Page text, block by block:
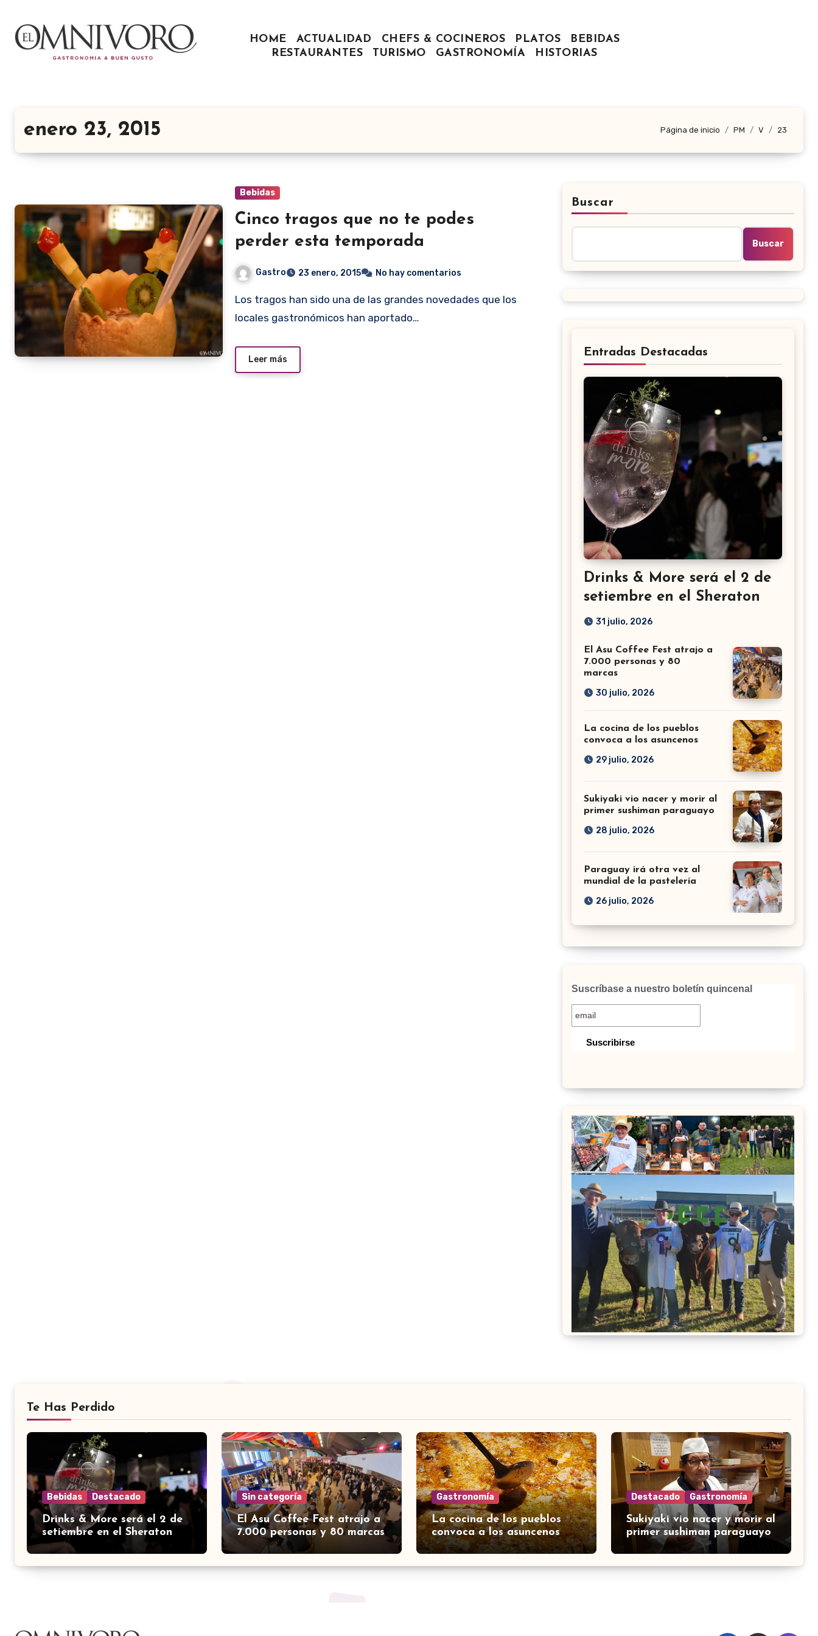
contenido
HOME ACTUALIDAD CHEFS & COCINEROS PLATOS
BEBIDAS
RESTAURANTES
TURISMO GASTRONOMÍA HISTORIAS
enero 23, 2015 Página de inicio PM V 23
Bebidas
Cinco tragos que no te podes
perder esta temporada
Gastro 23 enero, 2015 No hay comentarios
Los tragos han sido una de las grandes novedades que los
locales gastronómicos han aportado…
Leer más
Buscar
Buscar
Entradas Destacadas
Drinks & More será el 2 de
setiembre en el Sheraton
31 julio, 2026
El Asu Coffee Fest atrajo a
7.000 personas y 80
marcas
30 julio, 2026
La cocina de los pueblos
convoca a los asuncenos
29 julio, 2026
Sukiyaki vio nacer y morir al
primer sushiman paraguayo
28 julio, 2026
Paraguay irá otra vez al
mundial de la pastelería
26 julio, 2026
Suscríbase a nuestro boletín quincenal
Te Has Perdido
Bebidas Destacado
Drinks & More será el 2 de
setiembre en el Sheraton
Sin categoría
El Asu Coffee Fest atrajo a
7.000 personas y 80 marcas
Gastronomía
La cocina de los pueblos
convoca a los asuncenos
Destacado Gastronomía
Sukiyaki vio nacer y morir al
primer sushiman paraguayo